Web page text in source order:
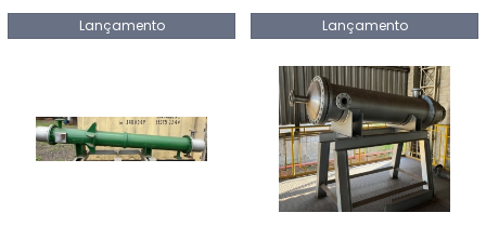
Lançamento Lançamento